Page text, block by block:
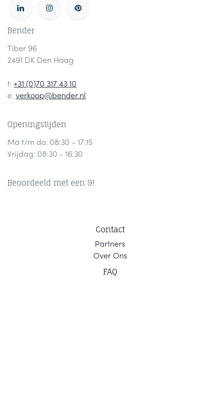
Bender
Tiber 96
2491 DK Den Haag
t: +31 (0)70 317 43 10
e: verkoop@bender.nl
Openingstijden
Ma t/m do: 08:30 - 17:15
Vrijdag: 08:30 - 16:30
Beoordeeld met een 9!
Contact
Partners
Over Ons
FAQ